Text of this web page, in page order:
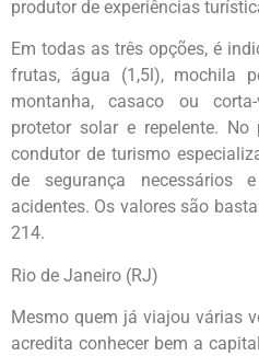
produtor de experiências
Em todas as três opções, é
frutas, água (1,5l), mochila
montanha, casaco ou
protetor solar e repelente.
condutor de turismo
de segurança necessários
acidentes. Os valores são
214.
Rio de Janeiro (RJ)
Mesmo quem já viajou várias
acredita conhecer bem a